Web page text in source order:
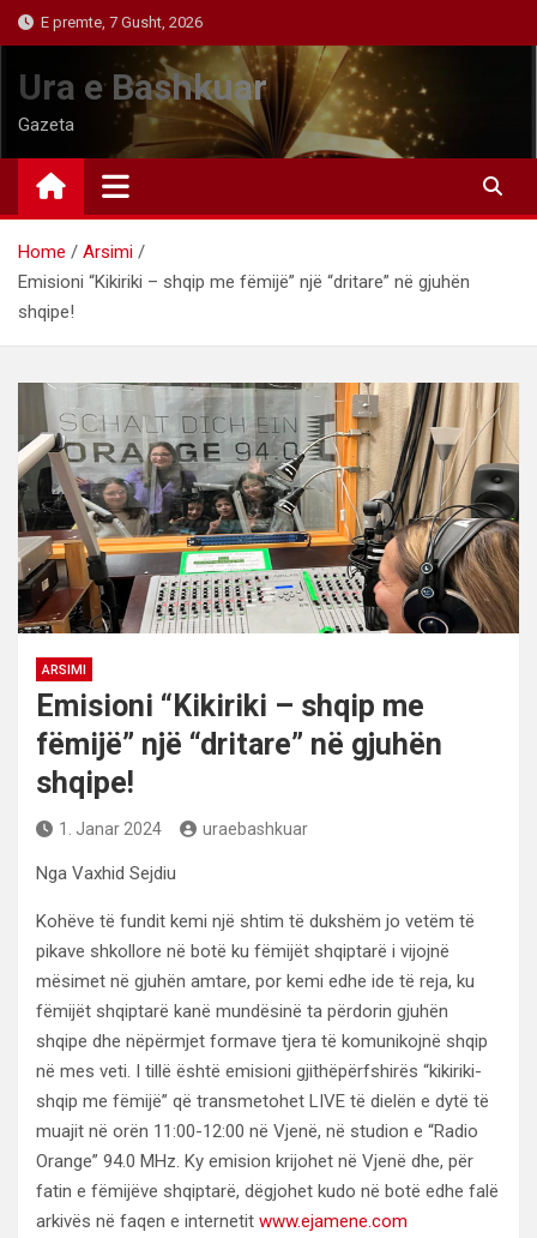
Skip
to
content
E premte, 7 Gusht, 2026
Ura e Bashkuar
Gazeta
Home
Arsimi
Emisioni “Kikiriki – shqip me fëmijë” një “dritare” në gjuhën
shqipe!
ARSIMI
Emisioni “Kikiriki – shqip me
fëmijë” një “dritare” në gjuhën
shqipe!
1. Janar 2024 uraebashkuar
Nga Vaxhid Sejdiu
Kohëve të fundit kemi një shtim të dukshëm jo vetëm të
pikave shkollore në botë ku fëmijët shqiptarë i vijojnë
mësimet në gjuhën amtare, por kemi edhe ide të reja, ku
fëmijët shqiptarë kanë mundësinë ta përdorin gjuhën
shqipe dhe nëpërmjet formave tjera të komunikojnë shqip
në mes veti. I tillë është emisioni gjithëpërfshirës “kikiriki-
shqip me fëmijë” që transmetohet LIVE të dielën e dytë të
muajit në orën 11:00-12:00 në Vjenë, në studion e “Radio
Orange” 94.0 MHz. Ky emision krijohet në Vjenë dhe, për
fatin e fëmijëve shqiptarë, dëgjohet kudo në botë edhe falë
arkivës në faqen e internetit www.ejamene.com